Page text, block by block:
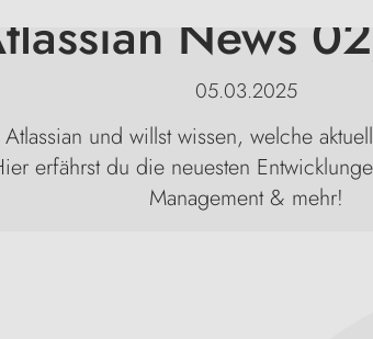
News
05.03.2025
und willst wissen, welche
erfährst du die neuesten
Management & mehr!